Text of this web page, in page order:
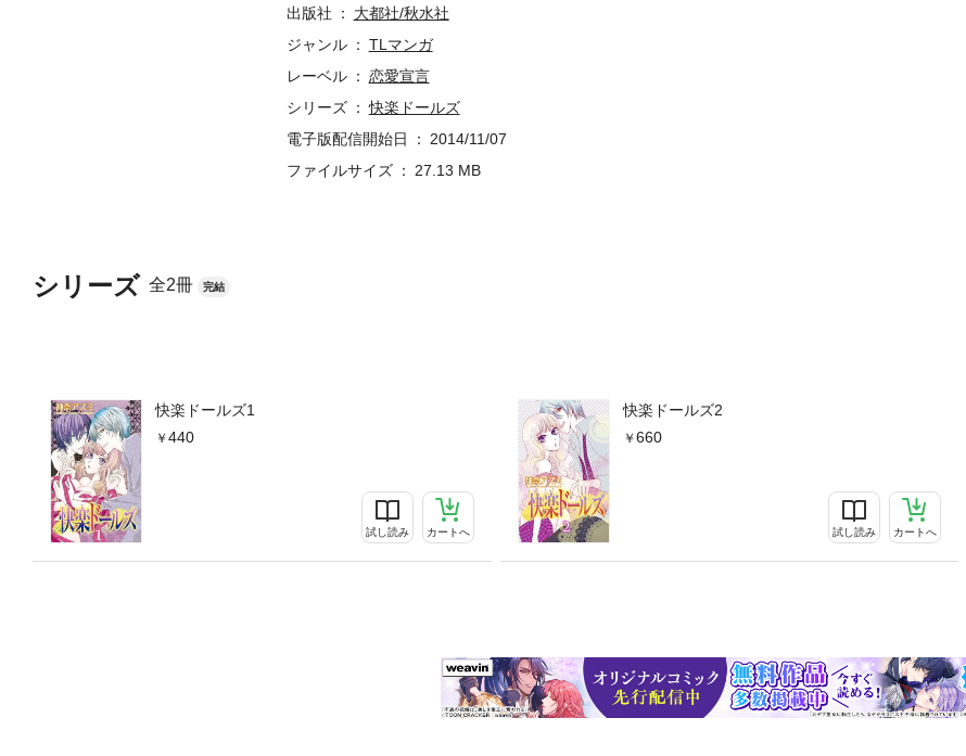
シリーズ 全2冊 完結
快楽ドールズ1
440
試し読み カートへ
快楽ドールズ2
660
試し読み カートへ
出版社
大都社/秋水社
ジャンル
TLマンガ
レーベル
恋愛宣言
シリーズ
快楽ドールズ
電子版配信開始日
2014/11/07
ファイルサイズ
27.13 MB